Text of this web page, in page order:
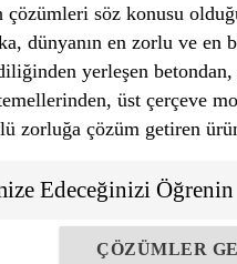
söz konusu
dünyanın en zorlu ve
yerleşen betondan,
üst çerçeve
zorluğa çözüm getiren
Edeceğinizi Öğrenin
ÇÖZÜMLER